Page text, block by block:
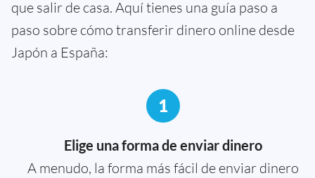
que salir de casa. Aquí tienes una guía paso a
paso sobre cómo transferir dinero online desde
Japón a España:
1
Elige una forma de enviar dinero
A menudo, la forma más fácil de enviar dinero